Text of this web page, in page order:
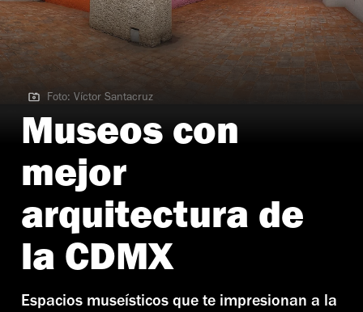
Foto: Víctor Santacruz
Foto: Víctor Santacruz
Museos con
mejor
arquitectura de
la CDMX
Espacios museísticos que te impresionan a la